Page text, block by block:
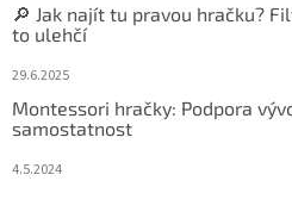
🔎 Jak najít tu pravou hračku?
to ulehčí
29.6.2025
Montessori hračky: Podpora
samostatnost
4.5.2024